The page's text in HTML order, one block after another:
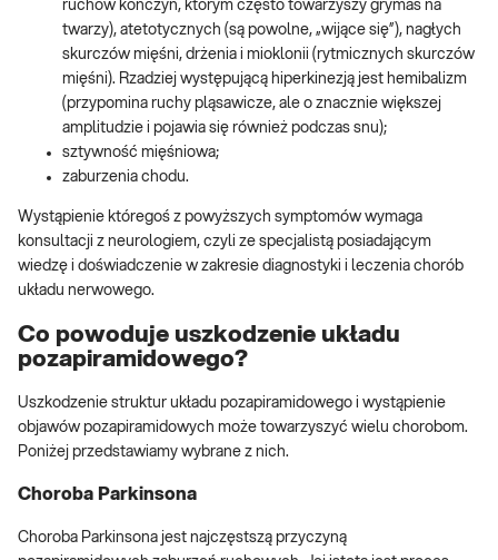
ruchów kończyn, którym często towarzyszy grymas na
twarzy), atetotycznych (są powolne, „wijące się”), nagłych
skurczów mięśni, drżenia i mioklonii (rytmicznych skurczów
mięśni). Rzadziej występującą hiperkinezją jest hemibalizm
(przypomina ruchy pląsawicze, ale o znacznie większej
amplitudzie i pojawia się również podczas snu);
sztywność mięśniowa;
zaburzenia chodu.
Wystąpienie któregoś z powyższych symptomów wymaga
konsultacji z neurologiem, czyli ze specjalistą posiadającym
wiedzę i doświadczenie w zakresie diagnostyki i leczenia chorób
układu nerwowego.
Co powoduje uszkodzenie układu
pozapiramidowego?
Uszkodzenie struktur układu pozapiramidowego i wystąpienie
objawów pozapiramidowych może towarzyszyć wielu chorobom.
Poniżej przedstawiamy wybrane z nich.
Choroba Parkinsona
Choroba Parkinsona jest najczęstszą przyczyną